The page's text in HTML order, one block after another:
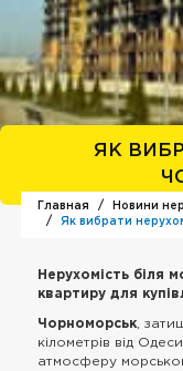
Главная
Новини
Як вибрати
Нерухомість біля
квартиру для
Чорноморськ ,
кілометрів від
атмосферу